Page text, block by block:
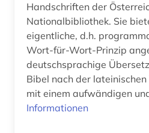
Handschriften der
Nationalbibliothek. Sie
eigentliche, d.h.
Wort-für-Wort-Prinzip
deutschsprachige
Bibel nach der
mit einem aufwändigen
Informationen